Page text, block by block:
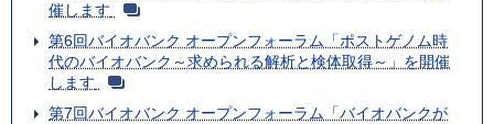
催します
第6回バイオバンク オープンフォーラム「ポストゲノム時
代のバイオバンク～求められる解析と検体取得～」を開催
します
第7回バイオバンク オープンフォーラム「バイオバンクが